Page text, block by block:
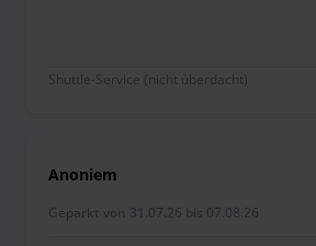
Shuttle-Service (nicht überdacht)
Anoniem
Geparkt von 31.07.26 bis 07.08.26